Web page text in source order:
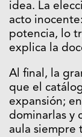
idea. La
acto
potencia, lo
explica la
Al final, la
que el
expansión;
dominarlas y
aula siempre